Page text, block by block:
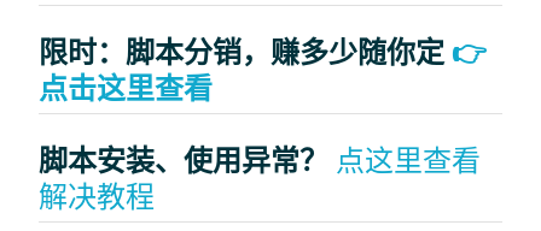
限时：脚本分销，赚多少随你定 👉
点击这里查看
脚本安装、使用异常？ 点这里查看
解决教程